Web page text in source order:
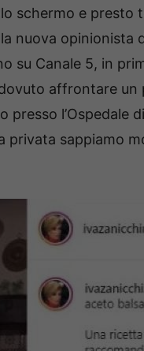
schermo e presto
nuova opinionista
su Canale 5, in
affrontare un
l’Ospedale
privata sappiamo